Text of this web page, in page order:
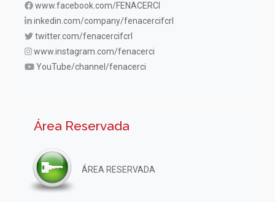
www.facebook.com/FENACERCI
inkedin.com/company/fenacercifcrl
twitter.com/fenacercifcrl
www.instagram.com/fenacerci
YouTube/channel/fenacerci
Área Reservada
ÁREA RESERVADA